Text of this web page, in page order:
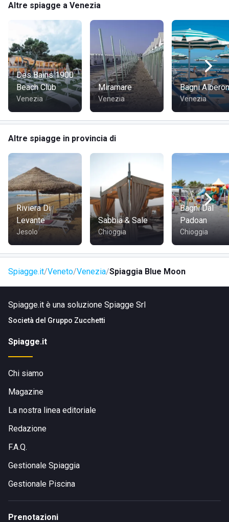
Altre spiagge a Venezia
Des Bains 1900
Beach Club
Venezia
Miramare
Venezia
Bagni
Venezia
Altre spiagge in provincia di
Riviera Di
Levante
Jesolo
Sabbia & Sale
Chioggia
Bagni Dal
Padoan
Chioggia
Spiagge.it Veneto Venezia Spiaggia Blue Moon
Spiagge.it è una soluzione Spiagge Srl
Società del Gruppo Zucchetti
Spiagge.it
Chi siamo
Magazine
La nostra linea editoriale
Redazione
F.A.Q.
Gestionale Spiaggia
Gestionale Piscina
Prenotazioni